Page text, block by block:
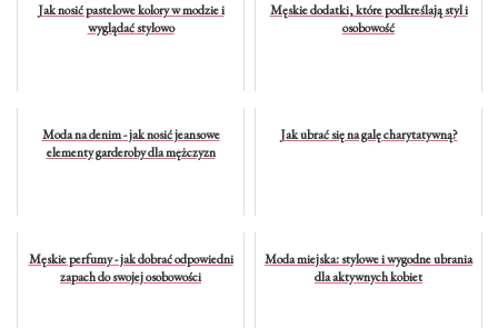
Jak nosić pastelowe kolory w modzie i
wyglądać stylowo
Męskie dodatki, które podkreślają styl i
osobowość
Moda na denim - jak nosić jeansowe
elementy garderoby dla mężczyzn
Jak ubrać się na galę charytatywną?
Męskie perfumy - jak dobrać odpowiedni
zapach do swojej osobowości
Moda miejska: stylowe i wygodne ubrania
dla aktywnych kobiet